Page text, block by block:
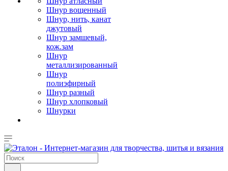
Шнур вощенный
Шнур, нить, канат
джутовый
Шнур замшевый,
кож.зам
Шнур
металлизированный
Шнур
полиэфирный
Шнур разный
Шнур хлопковый
Шнурки